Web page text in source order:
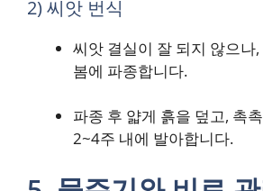
2) 씨앗 번식
씨앗 결실이 잘 되지 않으나
봄에 파종합니다.
파종 후 얇게 흙을 덮고, 촉
2~4주 내에 발아합니다.